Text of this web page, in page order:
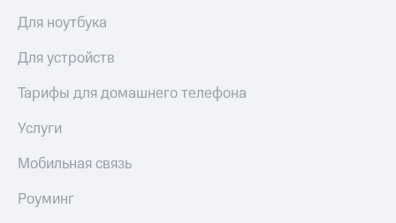
Для ноутбука
Для устройств
Тарифы для домашнего телефона
Услуги
Мобильная связь
Роуминг